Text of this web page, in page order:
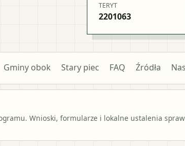
TERYT
2201063
Gminy obok Stary piec FAQ Źródła
Wnioski, formularze i lokalne ustalenia